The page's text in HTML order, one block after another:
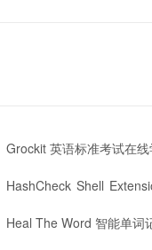
Grockit 英语标准考试在线
HashCheck Shell
Heal The Word 智能单词